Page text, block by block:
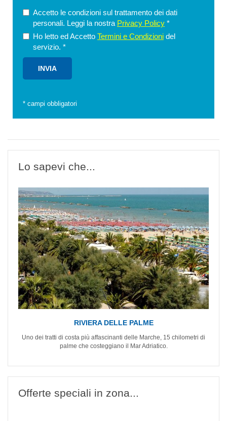
Accetto le condizioni sul trattamento dei dati
personali. Leggi la nostra Privacy Policy *
Ho letto ed Accetto Termini e Condizioni del
servizio. *
* campi obbligatori
Lo sapevi che...
RIVIERA DELLE PALME
Uno dei tratti di costa più affascinanti delle Marche, 15 chilometri di
palme che costeggiano il Mar Adriatico.
Offerte speciali in zona...